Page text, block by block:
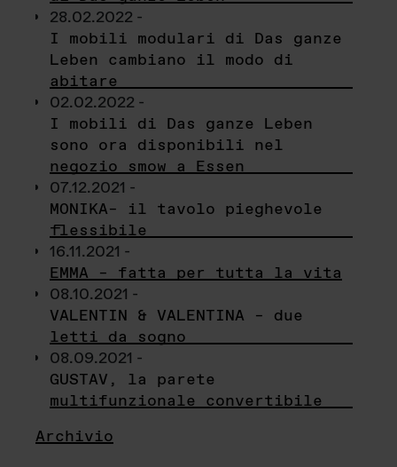
28.02.2022 -
I mobili modulari di Das ganze
Leben cambiano il modo di
abitare
02.02.2022 -
I mobili di Das ganze Leben
sono ora disponibili nel
negozio smow a Essen
07.12.2021 -
MONIKA– il tavolo pieghevole
flessibile
16.11.2021 -
EMMA – fatta per tutta la vita
08.10.2021 -
VALENTIN & VALENTINA – due
letti da sogno
08.09.2021 -
GUSTAV, la parete
multifunzionale convertibile
Archivio